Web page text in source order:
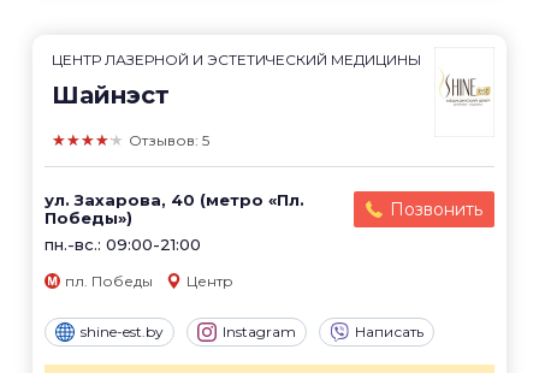
ЦЕНТР ЛАЗЕРНОЙ И ЭСТЕТИЧЕСКИЙ МЕДИЦИНЫ
Шайнэст
★★★★★ Отзывов: 5
ул. Захарова, 40 (метро «Пл.
Победы»)
пн.-вс.: 09:00-21:00
Позвонить
пл. Победы Центр
shine-est.by Instagram Написать